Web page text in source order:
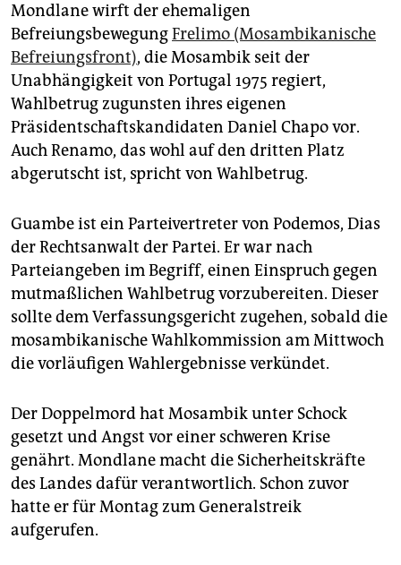
Mondlane wirft der ehemaligen
BefreiungsbewegungFrelimo (Mosambikanische
Befreiungsfront), die Mosambik seit der
Unabhängigkeit von Portugal 1975 regiert,
Wahlbetrug zugunsten ihres eigenen
Präsidentschaftskandidaten Daniel Chapo vor.
Auch Renamo, das wohl auf den dritten Platz
abgerutscht ist, spricht von Wahlbetrug.
Guambe ist ein Parteivertreter von Podemos, Dias
der Rechtsanwalt der Partei. Er war nach
Parteiangeben im Begriff, einen Einspruch gegen
mutmaßlichen Wahlbetrug vorzubereiten. Dieser
sollte dem Verfassungsgericht zugehen, sobald die
mosambikanische Wahlkommission am Mittwoch
die vorläufigen Wahlergebnisse verkündet.
Der Doppelmord hat Mosambik unter Schock
gesetzt und Angst vor einer schweren Krise
genährt. Mondlane macht die Sicherheitskräfte
des Landes dafür verantwortlich. Schon zuvor
hatte er für Montag zum Generalstreik
aufgerufen.